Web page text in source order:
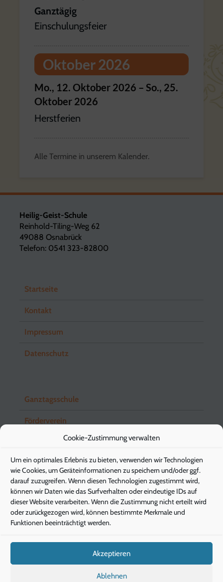
Cookie-Zustimmung verwalten
Um ein optimales Erlebnis zu bieten, verwenden wir Technologien
wie Cookies, um Geräteinformationen zu speichern und/oder ggf.
darauf zuzugreifen. Wenn diesen Technologien zugestimmt wird,
können wir Daten wie das Surfverhalten oder eindeutige IDs auf
dieser Website verarbeiten. Wenn die Zustimmung nicht erteilt wird
oder zurückgezogen wird, können bestimmte Merkmale und
Funktionen beeinträchtigt werden.
Akzeptieren
Ablehnen
Ganztägig
Einschulungsfeier
Oktober 2026
Mo., 12. Oktober 2026 – So., 25.
Oktober 2026
Herstferien
Alle Termine in unserem Kalender.
Heilig-Geist-Schule
Reinhold-Tiling-Weg 62
49088 Osnabrück
Telefon: 0541 323-82800
Startseite
Kontakt
Impressum
Datenschutz
Ganztagsschule
Förderverein
Schuleingangsstufe
Elternbriefe
Pädagogische Energieberatung
Die Gesunde Stunde